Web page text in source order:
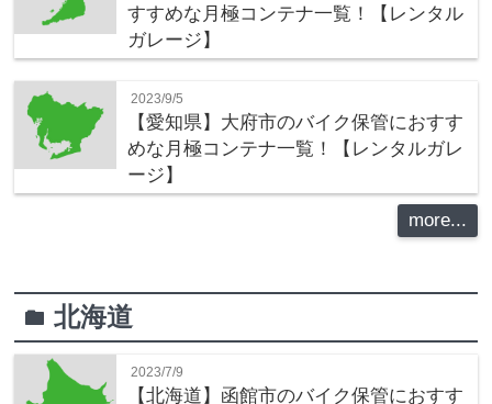
すすめな月極コンテナ一覧！【レンタル
ガレージ】
2023/9/5
【愛知県】大府市のバイク保管におすす
めな月極コンテナ一覧！【レンタルガレ
ージ】
more...
folder北海道
2023/7/9
【北海道】函館市のバイク保管におすす